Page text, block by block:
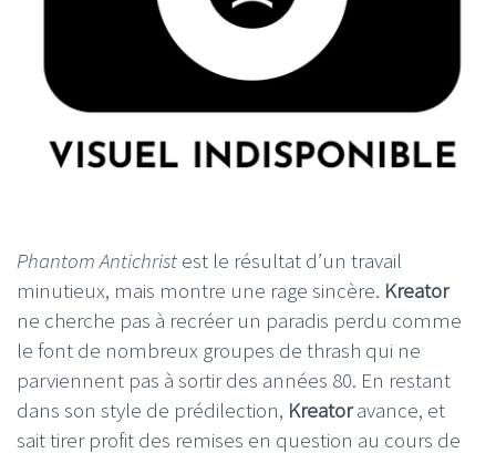
Phantom Antichrist est le résultat d’un travail
minutieux, mais montre une rage sincère. Kreator
ne cherche pas à recréer un paradis perdu comme
le font de nombreux groupes de thrash qui ne
parviennent pas à sortir des années 80. En restant
dans son style de prédilection, Kreatoravance, et
sait tirer profit des remises en question au cours de